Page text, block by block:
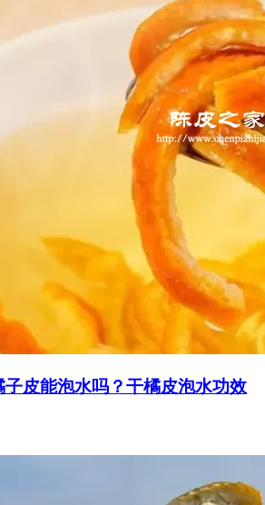
子皮能泡水吗？干橘皮泡水功效